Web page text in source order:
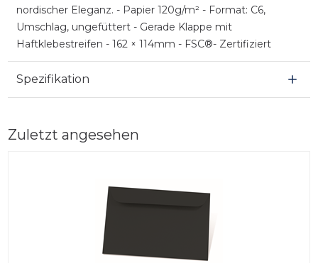
nordischer Eleganz. - Papier 120g/m² - Format: C6,
Umschlag, ungefüttert - Gerade Klappe mit
Haftklebestreifen - 162 × 114mm - FSC®- Zertifiziert
Spezifikation
Zuletzt angesehen